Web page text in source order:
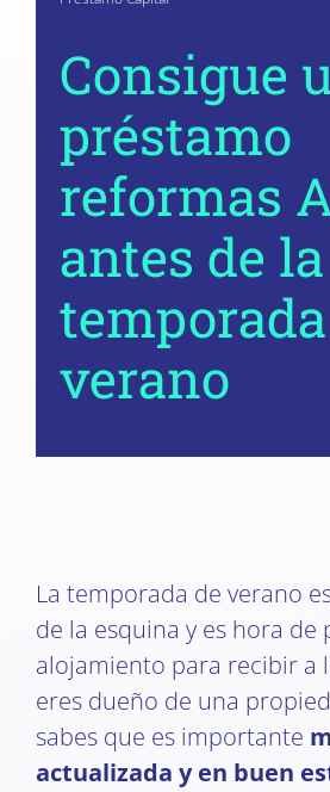
Consigue
préstamo
reformas
antes de la
verano
La temporada de verano
de la esquina y es hora de
alojamiento para recibir a
eres dueño de una
sabes que es importante
actualizada y en buen